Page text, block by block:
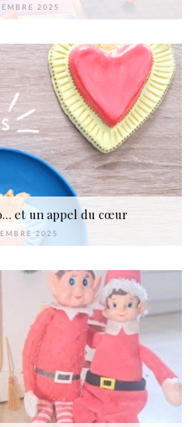
2025
et un appel du cœur
2025